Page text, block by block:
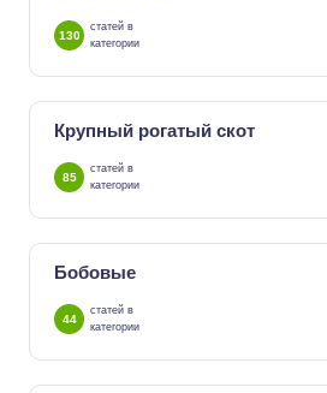
130
статей в
категории
Крупный рогатый скот
85
статей в
категории
Бобовые
44
статей в
категории